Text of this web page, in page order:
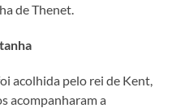
de Thenet.
acolhida pelo rei de Kent,
acompanharam a